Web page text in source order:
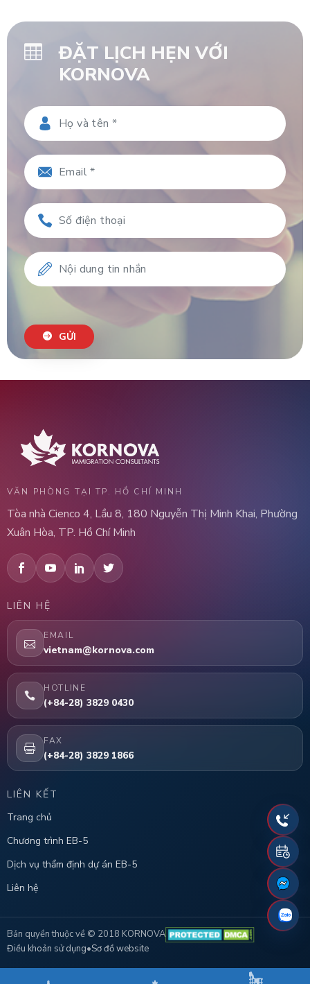
ĐẶT LỊCH HẸN VỚI
KORNOVA
GỬI
VĂN PHÒNG TẠI TP. HỒ CHÍ MINH
Tòa nhà Cienco 4, Lầu 8, 180 Nguyễn Thị Minh Khai, Phường
Xuân Hòa, TP. Hồ Chí Minh
LIÊN HỆ
EMAIL
vietnam@kornova.com
HOTLINE
(+84-28) 3829 0430
FAX
(+84-28) 3829 1866
LIÊN KẾT
Trang chủ
Chương trình EB-5
Dịch vụ thẩm định dự án EB-5
Liên hệ
Bản quyền thuộc về © 2018 KORNOVA
Điều khoản sử dụng•Sơ đồ website